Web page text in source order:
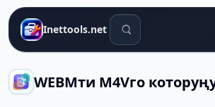
Inettools.net Издөө куралдары
WEBMти M4Vго